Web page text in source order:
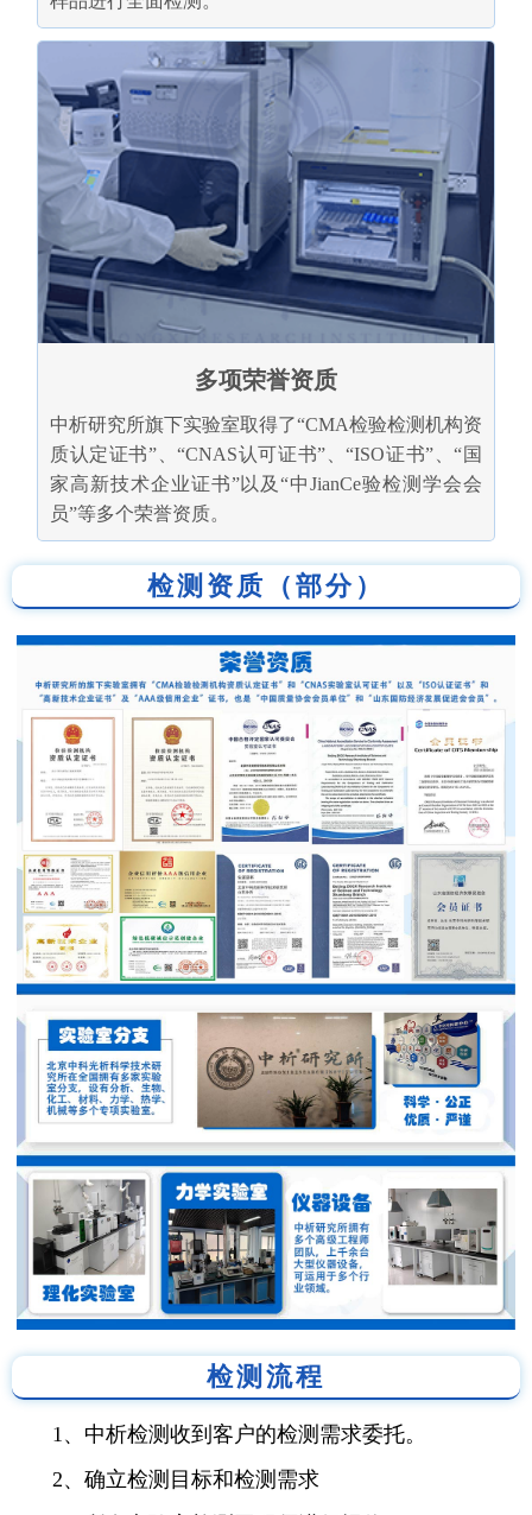
多项荣誉资质
中析研究所旗下实验室取得了“CMA检验检测机构资
质认定证书”、“CNAS认可证书”、“ISO证书”、“国
家高新技术企业证书”以及“中JianCe验检测学会会
员”等多个荣誉资质。
检测资质（部分）
检测流程
1、中析检测收到客户的检测需求委托。
2、确立检测目标和检测需求